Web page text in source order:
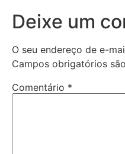
Deixe um
O seu endereço de e-
Campos obrigatórios
Comentário *